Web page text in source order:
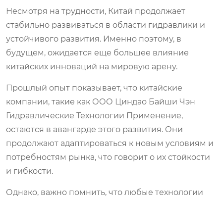
Несмотря на трудности, Китай продолжает
стабильно развиваться в области гидравлики и
устойчивого развития. Именно поэтому, в
будущем, ожидается еще большее влияние
китайских инноваций на мировую арену.
Прошлый опыт показывает, что китайские
компании, такие как ООО Циндао Байши Чэн
Гидравлические Технологии Применение,
остаются в авангарде этого развития. Они
продолжают адаптироваться к новым условиям и
потребностям рынка, что говорит о их стойкости
и гибкости.
Однако, важно помнить, что любые технологии